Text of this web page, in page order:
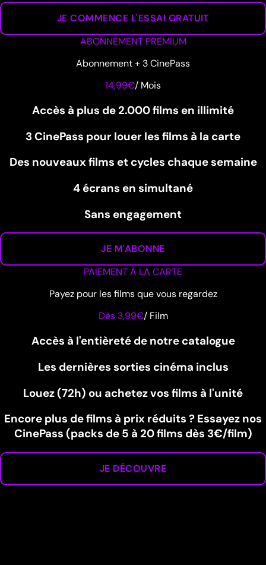
JE COMMENCE L'ESSAI GRATUIT
ABONNEMENT PREMIUM
Abonnement + 3 CinePass
14,99€/ Mois
Accès à plus de 2.000 films en illimité
3 CinePass pour louer les films à la carte
Des nouveaux films et cycles chaque semaine
4 écrans en simultané
Sans engagement
JE M'ABONNE
PAIEMENT À LA CARTE
Payez pour les films que vous regardez
Dès 3,99€/ Film
Accès à l'entièreté de notre catalogue
Les dernières sorties cinéma inclus
Louez (72h) ou achetez vos films à l'unité
Encore plus de films à prix réduits ? Essayez nos
CinePass (packs de 5 à 20 films dès 3€/film)
JE DÉCOUVRE